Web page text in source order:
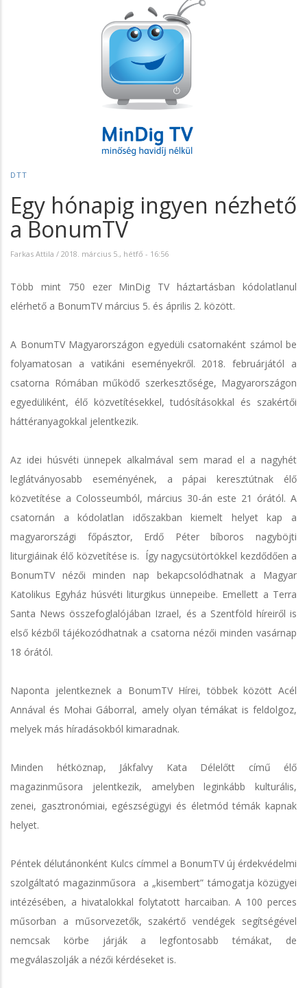
DTT
Egy hónapig ingyen nézhető
a BonumTV
Farkas Attila / 2018. március 5., hétfő - 16:56
Több mint 750 ezer MinDig TV háztartásban kódolatlanul
elérhető a BonumTV március 5. és április 2. között.
A BonumTV Magyarországon egyedüli csatornaként számol be
folyamatosan a vatikáni eseményekről. 2018. februárjától a
csatorna Rómában működő szerkesztősége, Magyarországon
egyedüliként, élő közvetítésekkel, tudósításokkal és szakértői
háttéranyagokkal jelentkezik.
Az idei húsvéti ünnepek alkalmával sem marad el a nagyhét
leglátványosabb eseményének, a pápai keresztútnak élő
közvetítése a Colosseumból, március 30-án este 21 órától. A
csatornán a kódolatlan időszakban kiemelt helyet kap a
magyarországi főpásztor, Erdő Péter bíboros nagyböjti
liturgiáinak élő közvetítése is. Így nagycsütörtökkel kezdődően a
BonumTV nézői minden nap bekapcsolódhatnak a Magyar
Katolikus Egyház húsvéti liturgikus ünnepeibe. Emellett a Terra
Santa News összefoglalójában Izrael, és a Szentföld híreiről is
első kézből tájékozódhatnak a csatorna nézői minden vasárnap
18 órától.
Naponta jelentkeznek a BonumTV Hírei, többek között Acél
Annával és Mohai Gáborral, amely olyan témákat is feldolgoz,
melyek más híradásokból kimaradnak.
Minden hétköznap, Jákfalvy Kata Délelőtt című élő
magazinműsora jelentkezik, amelyben leginkább kulturális,
zenei, gasztronómiai, egészségügyi és életmód témák kapnak
helyet.
Péntek délutánonként Kulcs címmel a BonumTV új érdekvédelmi
szolgáltató magazinműsora a „kisembert” támogatja közügyei
intézésében, a hivatalokkal folytatott harcaiban. A 100 perces
műsorban a műsorvezetők, szakértő vendégek segítségével
nemcsak körbe járják a legfontosabb témákat, de
megválaszolják a nézői kérdéseket is.